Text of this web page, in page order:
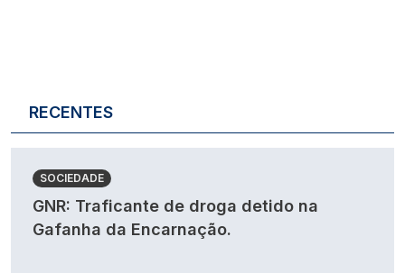
RECENTES
SOCIEDADE
GNR: Traficante de droga detido na
Gafanha da Encarnação.